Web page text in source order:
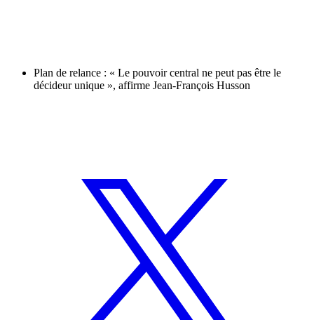
Plan de relance : « Le pouvoir central ne peut pas être le
décideur unique », affirme Jean-François Husson